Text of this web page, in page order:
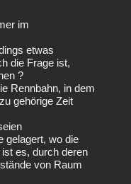
im
etwas
die Frage ist,
?
Rennbahn, in dem
gehörige Zeit
gelagert, wo die
es, durch deren
von Raum